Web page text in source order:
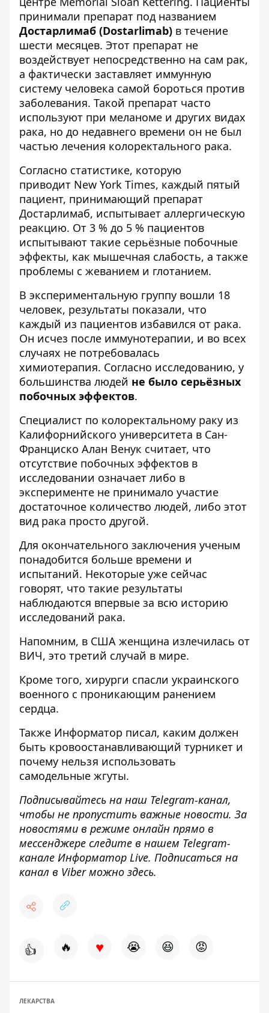
принимали препарат под названием
Достарлимаб (Dostarlimab) в течение
шести месяцев. Этот препарат не
воздействует непосредственно на сам рак,
а фактически заставляет иммунную
систему человека самой бороться против
заболевания. Такой препарат часто
используют при меланоме и других видах
рака, но до недавнего времени он не был
частью лечения колоректального рака.
Согласно статистике, которую
приводит New York Times, каждый пятый
пациент, принимающий препарат
Достарлимаб, испытывает аллергическую
реакцию. От 3 % до 5 % пациентов
испытывают такие серьёзные побочные
эффекты, как мышечная слабость, а также
проблемы с жеванием и глотанием.
В экспериментальную группу вошли 18
человек, результаты показали, что
каждый из пациентов избавился от рака.
Он исчез после иммунотерапии, и во всех
случаях не потребовалась
химиотерапия. Согласно исследованию, у
большинства людей не было серьёзных
побочных эффектов.
Специалист по колоректальному раку из
Калифорнийского университета в Сан-
Франциско Алан Венук считает, что
отсутствие побочных эффектов в
исследовании означает либо в
эксперименте не принимало участие
достаточное количество людей, либо этот
вид рака просто другой.
Для окончательного заключения ученым
понадобится больше времени и
испытаний. Некоторые уже сейчас
говорят, что такие результаты
наблюдаются впервые за всю историю
исследований рака.
Напомним, в США женщина излечилась от
ВИЧ, это третий случай в мире.
Кроме того, хирурги спасли украинского
военного с проникающим ранением
сердца.
Также Информатор писал, каким должен
быть кровоостанавливающий турникет и
почему нельзя использовать
самодельные жгуты.
Подписывайтесь на наш Telegram-канал,
чтобы не пропустить важные новости. За
новостями в режиме онлайн прямо в
мессенджере следите в нашем Telegram-
канале Информатор Live. Подписаться на
канал в Viber можно здесь.
👍 🔥 ♥ 😭 😆 😡
ЛЕКАРСТВА